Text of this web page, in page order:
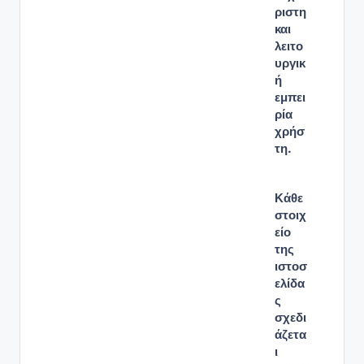
ριστη
και
λειτο
υργικ
ή
εμπει
ρία
χρήσ
τη.
Κάθε
στοιχ
είο
της
ιστοσ
ελίδα
ς
σχεδι
άζετα
ι